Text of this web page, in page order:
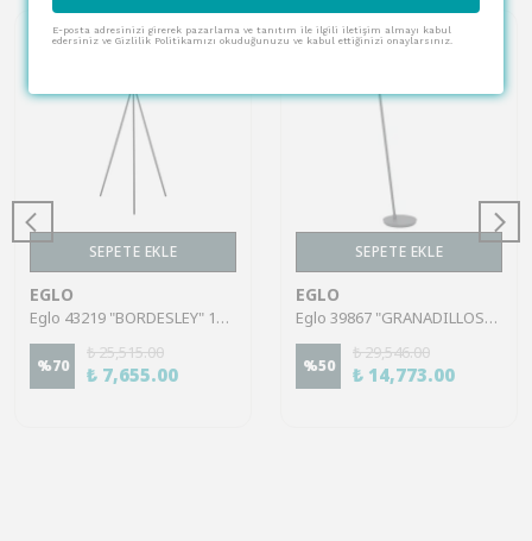
SEPETE EKLE
EGLO
Eglo 43219 "BORDESLEY" 139 Cm Yüksekliğinde Çelik Köşe Lambası Lambader
%70
₺ 25,515.00
₺ 7,655.00
SEPETE EKLE
EGLO
Eglo 39867 "GRANADILLOS" 153 Cm Yüksekliğinde Çelik Köşe Lambası Lambader
%50
₺ 29,546.00
₺ 14,773.00
E-posta adresinizi girerek pazarlama ve tanıtım ile ilgili iletişim almayı kabul
edersiniz ve Gizlilik Politikamızı okuduğunuzu ve kabul ettiğinizi onaylarsınız.